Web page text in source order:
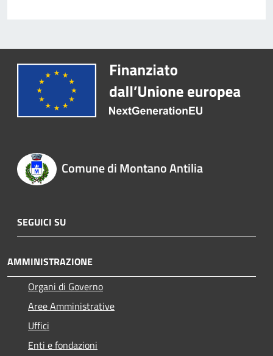
Comune di Montano Antilia
SEGUICI SU
AMMINISTRAZIONE
Organi di Governo
Aree Amministrative
Uffici
Enti e fondazioni